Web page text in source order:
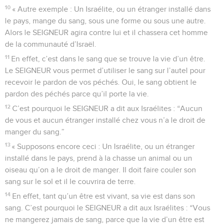
10 « Autre exemple : Un Israélite, ou un étranger installé dans
le pays, mange du sang, sous une forme ou sous une autre.
Alors le SEIGNEUR agira contre lui et il chassera cet homme
de la communauté d’Israël.
11 En effet, c’est dans le sang que se trouve la vie d’un être.
Le SEIGNEUR vous permet d’utiliser le sang sur l’autel pour
recevoir le pardon de vos péchés. Oui, le sang obtient le
pardon des péchés parce qu’il porte la vie.
12 C’est pourquoi le SEIGNEUR a dit aux Israélites : “Aucun
de vous et aucun étranger installé chez vous n’a le droit de
manger du sang.”
13 « Supposons encore ceci : Un Israélite, ou un étranger
installé dans le pays, prend à la chasse un animal ou un
oiseau qu’on a le droit de manger. Il doit faire couler son
sang sur le sol et il le couvrira de terre.
14 En effet, tant qu’un être est vivant, sa vie est dans son
sang. C’est pourquoi le SEIGNEUR a dit aux Israélites : “Vous
ne mangerez jamais de sang, parce que la vie d’un être est